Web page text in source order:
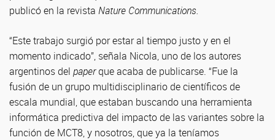
publicó en la revista Nature Communications.
“Este trabajo surgió por estar al tiempo justo y en el
momento indicado”, señala Nicola, uno de los autores
argentinos del paperque acaba de publicarse. “Fue la
fusión de un grupo multidisciplinario de científicos de
escala mundial, que estaban buscando una herramienta
informática predictiva del impacto de las variantes sobre la
función de MCT8, y nosotros, que ya la teníamos